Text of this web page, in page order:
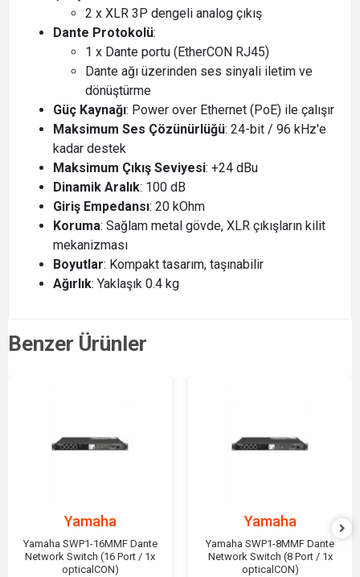
2 x XLR 3P dengeli analog çıkış
Dante Protokolü:
1 x Dante portu (EtherCON RJ45)
Dante ağı üzerinden ses sinyali iletim ve
dönüştürme
Güç Kaynağı: Power over Ethernet (PoE) ile çalışır
Maksimum Ses Çözünürlüğü: 24-bit / 96 kHz'e
kadar destek
Maksimum Çıkış Seviyesi: +24 dBu
Dinamik Aralık: 100 dB
Giriş Empedansı: 20 kOhm
Koruma: Sağlam metal gövde, XLR çıkışların kilit
mekanizması
Boyutlar: Kompakt tasarım, taşınabilir
Ağırlık: Yaklaşık 0.4 kg
Benzer Ürünler
Yamaha
Yamaha SWP1-16MMF Dante
Network Switch (16 Port / 1x
opticalCON)
Yamaha
Yamaha SWP1-8MMF Dante
Network Switch (8 Port / 1x
opticalCON)